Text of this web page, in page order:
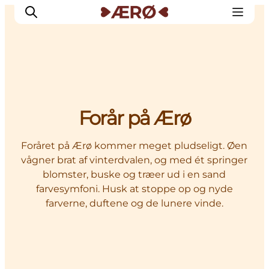
Spisesteder
Events
Planlæg ferien
Forår på Ærø
Foråret på Ærø kommer meget pludseligt. Øen
vågner brat af vinterdvalen, og med ét springer
blomster, buske og træer ud i en sand
farvesymfoni. Husk at stoppe op og nyde
farverne, duftene og de lunere vinde.